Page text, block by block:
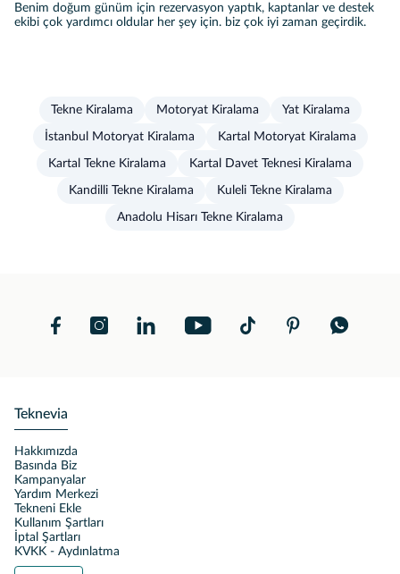
Benim doğum günüm için rezervasyon yaptık, kaptanlar ve destek
ekibi çok yardımcı oldular her şey için. biz çok iyi zaman geçirdik.
Tekne Kiralama Motoryat Kiralama Yat Kiralama
İstanbul Motoryat Kiralama Kartal Motoryat Kiralama
Kartal Tekne Kiralama Kartal Davet Teknesi Kiralama
Kandilli Tekne Kiralama Kuleli Tekne Kiralama
Anadolu Hisarı Tekne Kiralama
Teknevia
Hakkımızda
Basında Biz
Kampanyalar
Yardım Merkezi
Tekneni Ekle
Kullanım Şartları
İptal Şartları
KVKK - Aydınlatma